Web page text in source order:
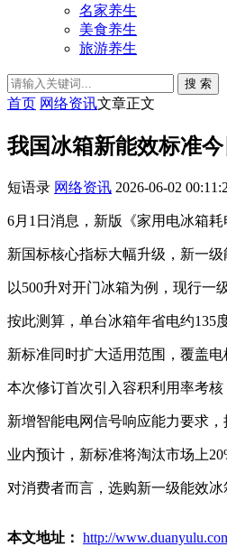
名家养生
美食养生
旅游养生
搜 索
首页 网络资讯文章正文
我国冰箱新能效标准
短语录 网络资讯 2026-06-02
6月1日消息，新版《家用电冰箱
新国标核心指标大幅升级，新一
以500升对开门冰箱为例，现行一
按此测算，单台冰箱年省电约135
新标准同时扩大适用范围，覆盖
本次修订首次引入容积利用率考
新增智能电网信号响应能力要求
业内预计，新标准将淘汰市场上
对消费者而言，选购新一级能效
本文地址： http://